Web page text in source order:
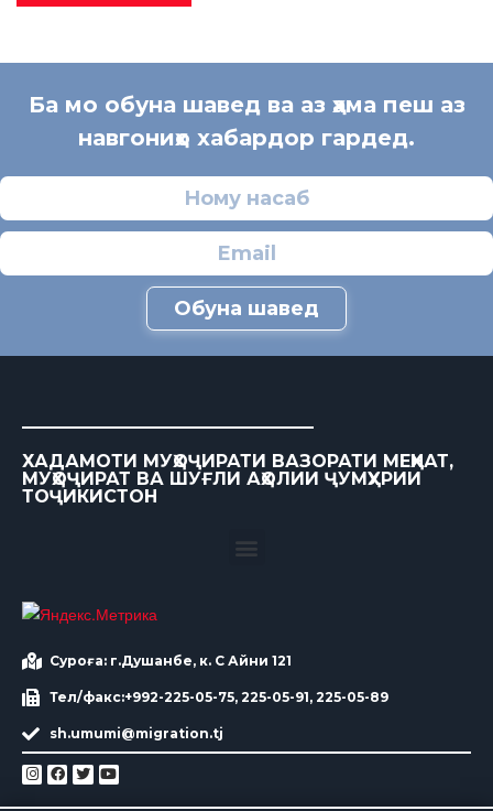
Ба мо обуна шавед ва аз ҳама пеш аз
навгониҳо хабардор гардед.
Обуна шавед
ХАДАМОТИ МУҲОҶИРАТИ ВАЗОРАТИ МЕҲНАТ,
МУҲОҶИРАТ ВА ШУҒЛИ АҲОЛИИ ҶУМҲУРИИ
ТОҶИКИСТОН
Суроға: г.Душанбе, к. С Айни 121
Тел/факс:+992-225-05-75, 225-05-91, 225-05-89
sh.umumi@migration.tj